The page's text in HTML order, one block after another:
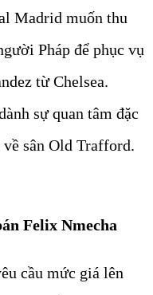
Madrid muốn thu
Pháp để phục vụ
từ Chelsea.
sự quan tâm đặc
sân Old Trafford.
Felix Nmecha
cầu mức giá lên